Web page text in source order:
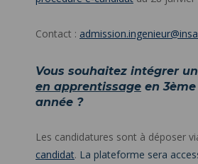
Contact :
Vous souhaitez intégrer
en apprentissage en
année ?
Les candidatures sont à déposer
candidat. La plateforme sera